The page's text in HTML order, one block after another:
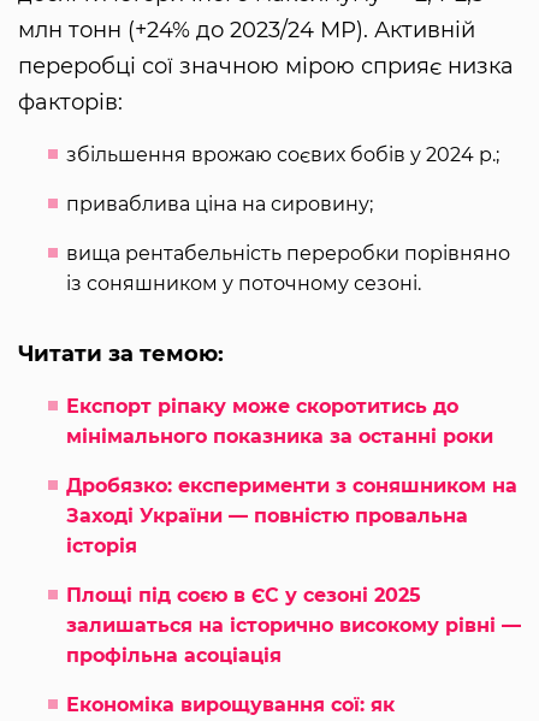
млн тонн (+24% до 2023/24 МР). Активній
переробці сої значною мірою сприяє низка
факторів:
збільшення врожаю соєвих бобів у 2024 р.;
приваблива ціна на сировину;
вища рентабельність переробки порівняно
із соняшником у поточному сезоні.
Читати за темою:
Експорт ріпаку може скоротитись до
мінімального показника за останні роки
Дробязко: експерименти з соняшником на
Заході України — повністю провальна
історія
Площі під соєю в ЄС у сезоні 2025
залишаться на історично високому рівні —
профільна асоціація
Економіка вирощування сої: як